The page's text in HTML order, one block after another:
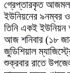
গ্রেপ্তারকৃত আজমল
ইউনিয়নের ৯নম্বর
তিনি একই ইউনিয়ন
আজ শনিবার (১৮
জুডিশিয়াল
শুক্রবার রাতে